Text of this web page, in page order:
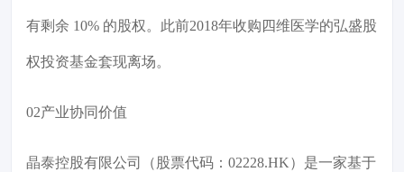
有剩余 10% 的股权。此前2018年收购四维医学的弘盛股
权投资基金套现离场。
02产业协同价值
晶泰控股有限公司（股票代码：02228.HK）是一家基于